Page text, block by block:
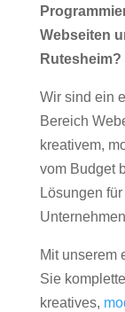
Webseiten
Rutesheim?
Wir sind ein
Bereich
kreativem,
vom Budget
Lösungen
Mit unserem
Sie
kreatives,